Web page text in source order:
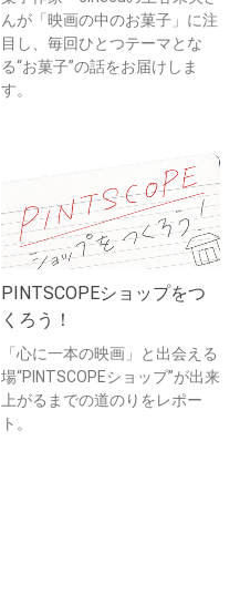
んが「映画の中のお菓子」に注
目し、毎回ひとつテーマとな
る“お菓子”の話をお届けしま
す。
PINTSCOPEショップをつ
くろう！
「心に一本の映画」と出会える
場“PINTSCOPEショップ”が出来
上がるまでの道のりをレポー
ト。